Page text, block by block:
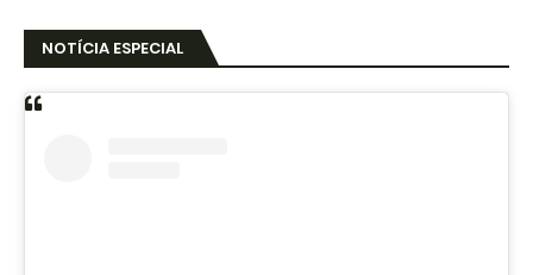
NOTÍCIA ESPECIAL